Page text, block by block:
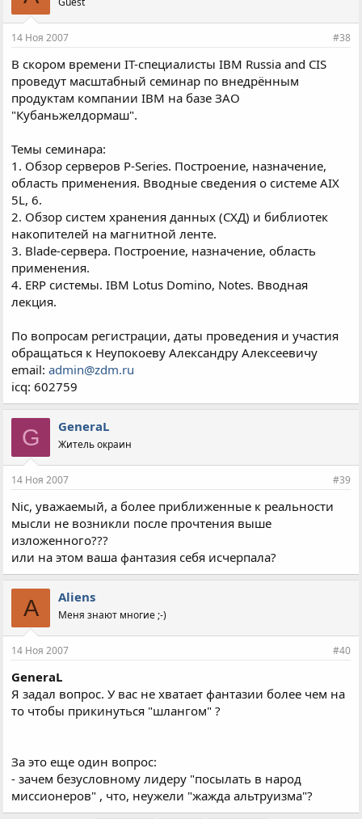
14 Ноя 2007 #38
В скором времени IT-специалисты IBM Russia and CIS
проведут масштабный семинар по внедрённым
продуктам компании IBM на базе ЗАО
"Кубаньжелдормаш".
Темы семинара:
1. Обзор серверов P-Series. Построение, назначение,
область применения. Вводные сведения о системе AIX
5L, 6.
2. Обзор систем хранения данных (СХД) и библиотек
накопителей на магнитной ленте.
3. Blade-сервера. Построение, назначение, область
применения.
4. ERP системы. IBM Lotus Domino, Notes. Вводная
лекция.
По вопросам регистрации, даты проведения и участия
обращаться к Неупокоеву Александру Алексеевичу
email:admin@zdm.ru
icq: 602759
G GeneraL
Житель окраин
14 Ноя 2007 #39
Nic, уважаемый, а более приближенные к реальности
мысли не возникли после прочтения выше
изложенного???
или на этом ваша фантазия себя исчерпала?
A Aliens
Меня знают многие ;-)
14 Ноя 2007 #40
GeneraL
Я задал вопрос. У вас не хватает фантазии более чем на
то чтобы прикинуться "шлангом" ?
За это еще один вопрос:
- зачем безусловному лидеру "посылать в народ
миссионеров" , что, неужели "жажда альтруизма"?